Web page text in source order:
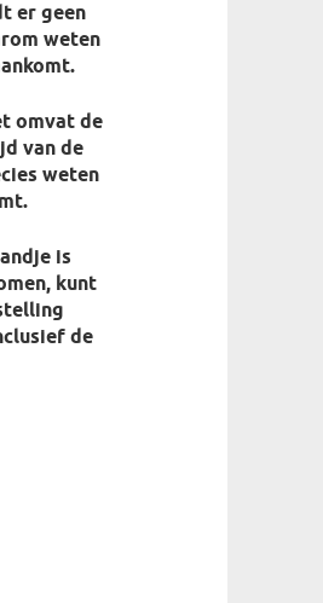
er geen
weten
omvat de
van de
weten
is
kunt
de